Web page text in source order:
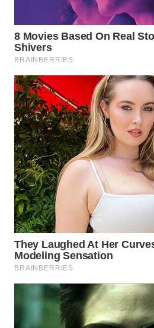
WN
CIREBON
WN
INDRAMAYU
WN
KUNINGAN
WN
MAJALENGKA
WN
SUBANG
WN
PURWAKARTA